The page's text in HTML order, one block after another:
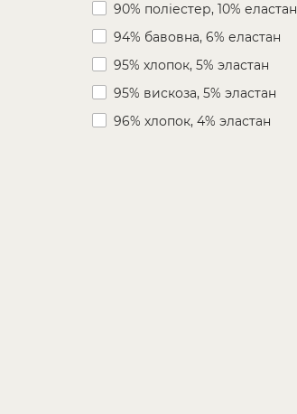
Малиновый
Лиловый
Сиреневый
Сухая роза
Молочный
90% поліестер, 10% еластан
94% бавовна, 6% еластан
95% хлопок, 5% эластан
95% вискоза, 5% эластан
96% хлопок, 4% эластан